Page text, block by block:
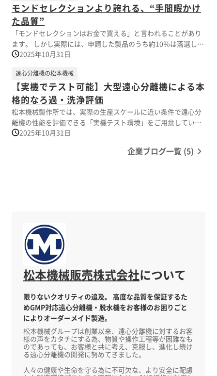
モンドセレクションより誇れる、“手間暇かけ
た品質”
「モンドセレクションはお金で買える」と言われることがあり
ます。 しかし実際には、申請した製品のうち約10％は落選して
おり、 “誰でも取れる賞”というわけではありません。 この話を
2025年10月31日
遠心分離機の松本機械
【実機でテスト可能】大型遠心分離機による本
格的なろ過・洗浄評価
松本機械製作所では、実際の生産スケールに近い条件で遠心分
離機の性能を評価できる「実機テスト環境」をご用意していま
す。 「導入前に、処理結果を確認しておきたい」 「結晶のろ過
2025年10月31日
企業ブログ一覧 (5)
松本機械販売株式会社について
限りないクオリティの追及。 高度な品質を保証するた
めGMP対応遠心分離機・脱水機をお客様のお困りごと
によりオーダーメイド製造。
松本機械グループは創業以来、遠心分離機に対するお客
様の声をカタチにする為、物質や操作工程等が困難なも
のであっても、お客様と共に考え、克服し、進化し続け
る遠心分離機の開発に努めてきました。
人々の健康や生命を守る為に不可欠な、より安全に配慮